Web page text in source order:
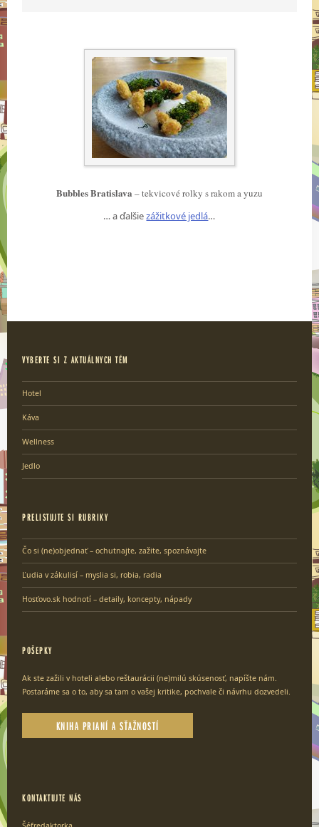
Bubbles Bratislava – tekvicové rolky s rakom a yuzu
… a ďalšiezážitkové jedlá…
VYBERTE SI Z AKTUÁLNYCH TÉM
Hotel
Káva
Wellness
Jedlo
PRELISTUJTE SI RUBRIKY
Čo si (ne)objednať – ochutnajte, zažite, spoznávajte
Ľudia v zákulisí – myslia si, robia, radia
Hosťovo.sk hodnotí – detaily, koncepty, nápady
POŠEPKY
Ak ste zažili v hoteli alebo reštaurácii (ne)milú skúsenosť, napíšte nám.
Postaráme sa o to, aby sa tam o vašej kritike, pochvale či návrhu dozvedeli.
KNIHA PRIANÍ A SŤAŽNOSTÍ
KONTAKTUJTE NÁS